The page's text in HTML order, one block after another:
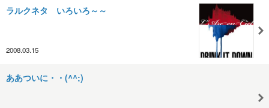
ラルクネタ いろいろ～～
2008.03.15
ああついに・・(^^;)